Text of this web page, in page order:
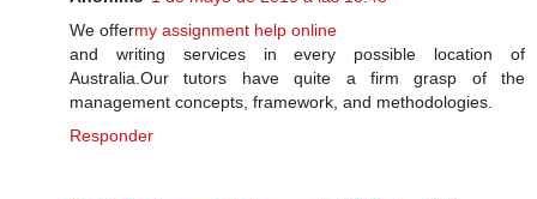
We offermy assignment help online
and writing services in every possible location of
Australia.Our tutors have quite a firm grasp of the
management concepts, framework, and methodologies.
Responder